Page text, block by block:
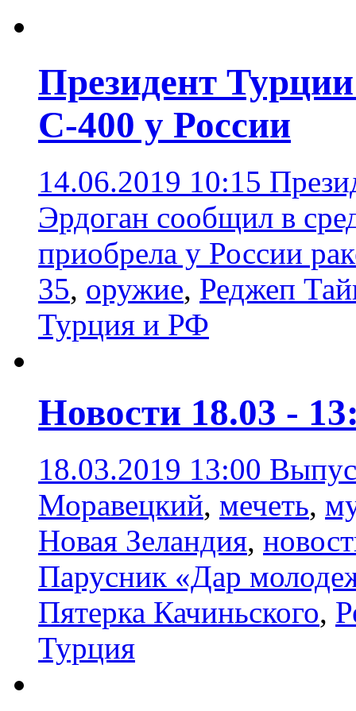
Президент
С-400 у России
14.06.2019 10:15
Эрдоган сообщил в
приобрела у России
35, оружие, Реджеп
Турция и РФ
Новости 18.03 -
18.03.2019 13:00
Моравецкий, мечеть,
Новая Зеландия,
Парусник «Дар
Пятерка Качиньского,
Турция